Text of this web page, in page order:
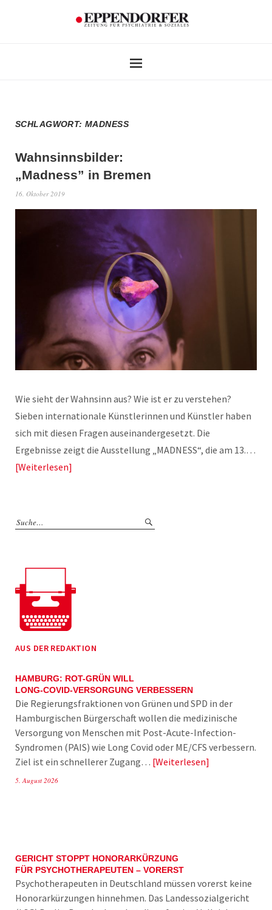
SCHLAGWORT:MADNESS
Wahnsinnsbilder:
„Madness” in Bremen
16. Oktober 2019
Wie sieht der Wahnsinn aus? Wie ist er zu verstehen?
Sieben internationale Künstlerinnen und Künstler haben
sich mit diesen Fragen auseinandergesetzt. Die
Ergebnisse zeigt die Ausstellung „MADNESS“, die am 13.…
Weiterlesen
AUS DER REDAKTION
HAMBURG: ROT-GRÜN WILL
LONG-COVID-VERSORGUNG VERBESSERN
Die Regierungsfraktionen von Grünen und SPD in der
Hamburgischen Bürgerschaft wollen die medizinische
Versorgung von Menschen mit Post-Acute-Infection-
Syndromen (PAIS) wie Long Covid oder ME/CFS verbessern.
Ziel ist ein schnellerer Zugang… Weiterlesen
5. August 2026
GERICHT STOPPT HONORARKÜRZUNG
FÜR PSYCHOTHERAPEUTEN – VORERST
Psychotherapeuten in Deutschland müssen vorerst keine
Honorarkürzungen hinnehmen. Das Landessozialgericht